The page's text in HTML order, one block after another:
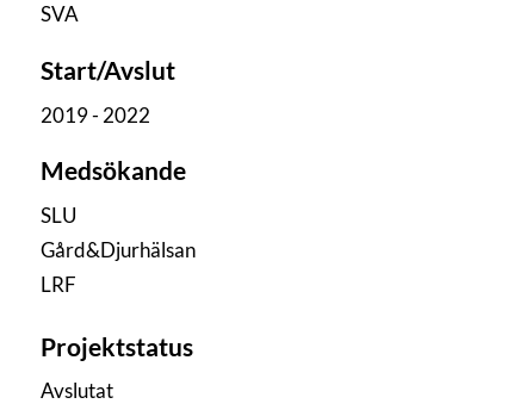
SVA
Start/Avslut
2019 - 2022
Medsökande
SLU
Gård&Djurhälsan
LRF
Projektstatus
Avslutat